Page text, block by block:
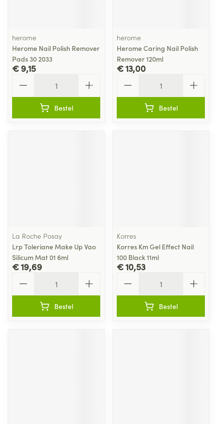
herome
Herome Nail Polish Remover
Pads 30 2033
€ 9,15
Bestel
herome
Herome Caring Nail Polish
Remover 120ml
€ 13,00
Bestel
La Roche Posay
Lrp Toleriane Make Up Vao
Silicum Mat 01 6ml
€ 19,69
Bestel
Korres
Korres Km Gel Effect Nail
100 Black 11ml
€ 10,53
Bestel